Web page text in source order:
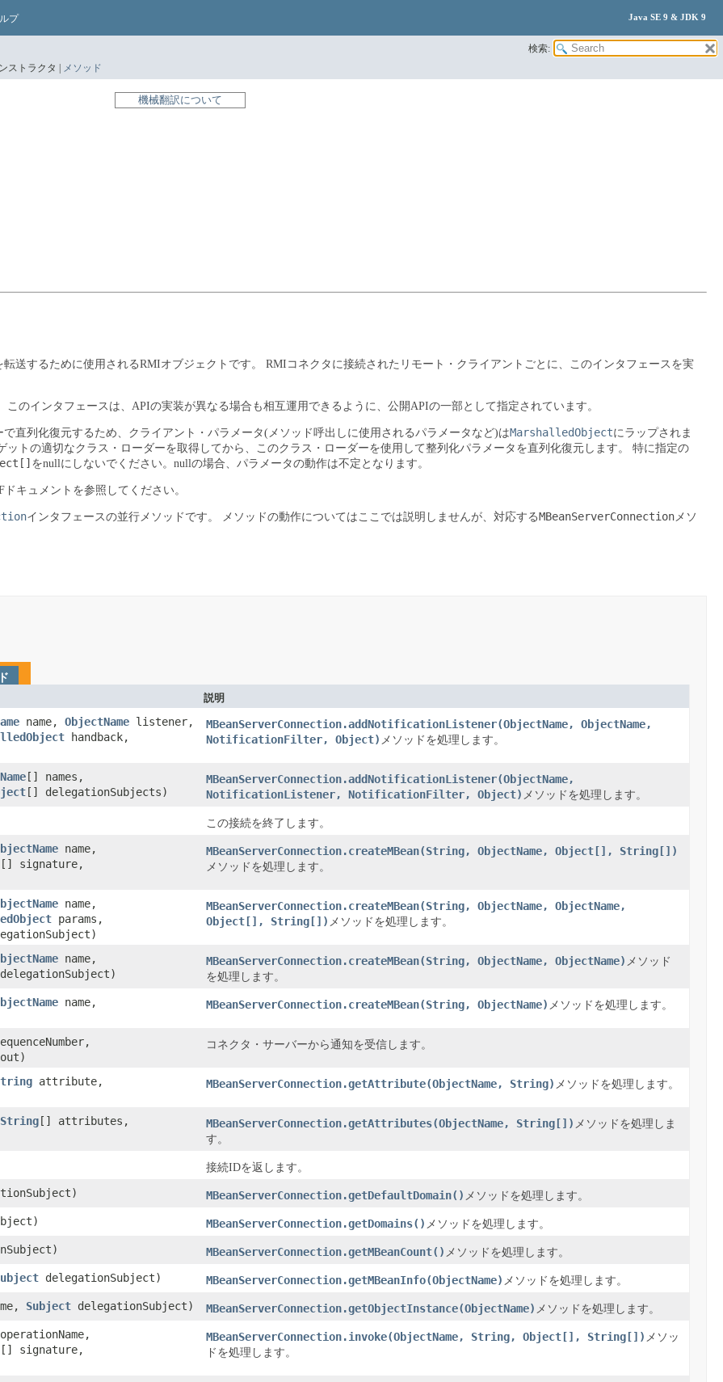
プ Java SE 9 & JDK 9
検索:
ストラクタ | メソッド
機械翻訳について
送するために使用されるRMIオブジェクトです。
RMIコネクタに接続されたリモート・クライアントごとに、このインタフェースを実
このインタフェースは、APIの実装が異なる場合も相互運用できるように、公開APIの一部として指定されています。
直列化復元するため、クライアント・パラメータ(メソッド呼出しに使用されるパラメータなど)はMarshalledObjectにラップされま
トの適切なクラス・ローダーを取得してから、このクラス・ローダーを使用して整列化パラメータを直列化復元します。
特に指定の
をnullにしないでください。nullの場合、パラメータの動作は不定となります。
ドキュメントを参照してください。
インタフェースの並行メソッドです。 メソッドの動作についてはここでは説明しませんが、対応するMBeanServerConnectionメソ
説明
name, ObjectName listener,
handback,
MBeanServerConnection.addNotificationListener(ObjectName, ObjectName,
NotificationFilter, Object) メソッドを処理します。
[] names,
[] delegationSubjects)
MBeanServerConnection.addNotificationListener(ObjectName,
NotificationListener, NotificationFilter, Object) メソッドを処理します。
この接続を終了します。
name,
[] signature,
MBeanServerConnection.createMBean(String, ObjectName, Object[], String[])
メソッドを処理します。
name,
params,
MBeanServerConnection.createMBean(String, ObjectName, ObjectName,
Object[], String[]) メソッドを処理します。
name,
delegationSubject)
MBeanServerConnection.createMBean(String, ObjectName, ObjectName) メソッド
を処理します。
name,
MBeanServerConnection.createMBean(String, ObjectName) メソッドを処理します。
コネクタ・サーバーから通知を受信します。
attribute,
MBeanServerConnection.getAttribute(ObjectName, String) メソッドを処理します。
String [] attributes,
MBeanServerConnection.getAttributes(ObjectName, String[]) メソッドを処理しま
す。
接続IDを返します。
MBeanServerConnection.getDefaultDomain() メソッドを処理します。
MBeanServerConnection.getDomains() メソッドを処理します。
MBeanServerConnection.getMBeanCount() メソッドを処理します。
delegationSubject) MBeanServerConnection.getMBeanInfo(ObjectName) メソッドを処理します。
Subject delegationSubject) MBeanServerConnection.getObjectInstance(ObjectName) メソッドを処理します。
operationName,
[] signature,
MBeanServerConnection.invoke(ObjectName, String, Object[], String[]) メソッ
ドを処理します。